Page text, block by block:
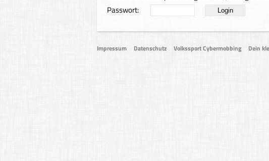
Passwort:
Impressum Datenschutz Volkssport Cybermobbing Dein